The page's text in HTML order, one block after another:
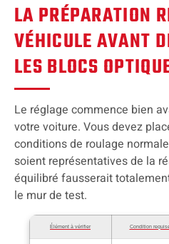
LA PRÉPARATION
VÉHICULE AVANT
LES BLOCS
Le réglage commence bien
votre voiture. Vous devez
conditions de roulage
soient représentatives de la
équilibré fausserait
le mur de test.
Élément à vérifier Condition